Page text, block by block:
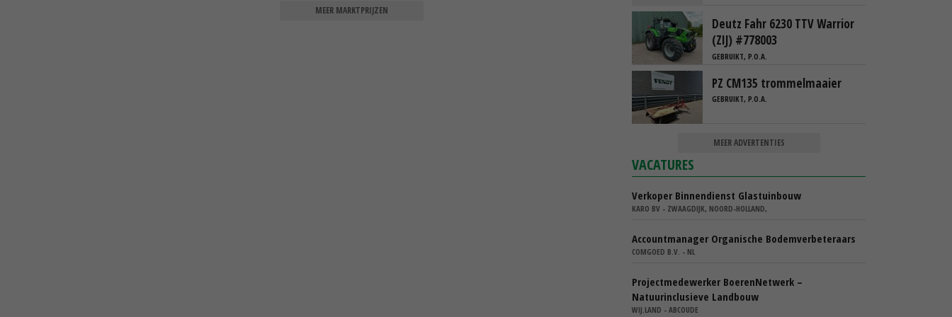
MEER MARKTPRIJZEN
Deutz Fahr 6230 TTV Warrior
(ZIJ) #778003
GEBRUIKT, P.O.A.
PZ CM135 trommelmaaier
GEBRUIKT, P.O.A.
MEER ADVERTENTIES
VACATURES
Verkoper Binnendienst Glastuinbouw
KARO BV - ZWAAGDIJK, NOORD-HOLLAND,
Accountmanager Organische Bodemverbeteraars
COMGOED B.V. - NL
Projectmedewerker BoerenNetwerk –
Natuurinclusieve Landbouw
WIJ.LAND - ABCOUDE